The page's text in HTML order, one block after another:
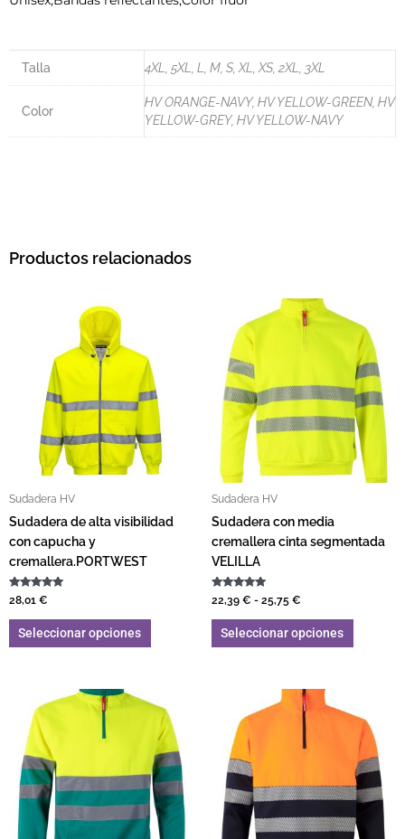
Talla 4XL, 5XL, L, M, S, XL, XS, 2XL, 3XL
Color
HV ORANGE-NAVY, HV YELLOW-GREEN, HV
YELLOW-GREY, HV YELLOW-NAVY
Productos relacionados
Sudadera HV
Sudadera de alta visibilidad
con capucha y
cremallera.PORTWEST
Valorado con
5.00
de 5
28,01 €
Seleccionar opciones
Este producto tiene múltiples variantes.
Sudadera HV
Sudadera con media
cremallera cinta segmentada
VELILLA
Valorado con
5.00
de 5
22,39 € - 25,75 €
Rango de precios:
Seleccionar opciones
Rango de precios: desde 18,08 € hasta 20,80 €
Este producto tiene múltiples variantes.
Rango de precios: